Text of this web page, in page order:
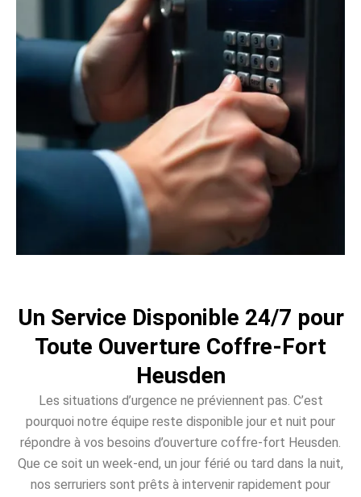
Un Service Disponible 24/7 pour
Toute Ouverture Coffre-Fort
Heusden
Les situations d’urgence ne préviennent pas. C’est
pourquoi notre équipe reste disponible jour et nuit pour
répondre à vos besoins d’ouverture coffre-fort Heusden.
Que ce soit un week-end, un jour férié ou tard dans la nuit,
nos serruriers sont prêts à intervenir rapidement pour